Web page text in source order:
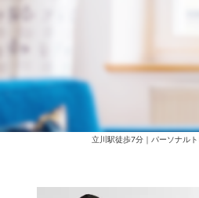
立川駅徒歩7分｜パーソナルト